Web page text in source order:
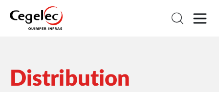
Distribution